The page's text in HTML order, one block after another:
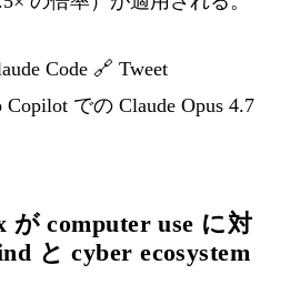
Code 🔗 Tweet
Copilot での Claude Opus 4.7
が computer use に対
と cyber ecosystem